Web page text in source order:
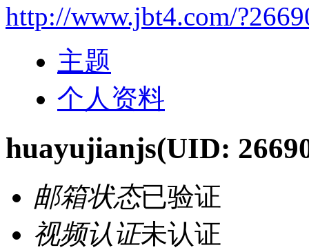
http://www.jbt4.com/
主题
个人资料
huayujianjs(UID:
邮箱状态已验证
视频认证未认证